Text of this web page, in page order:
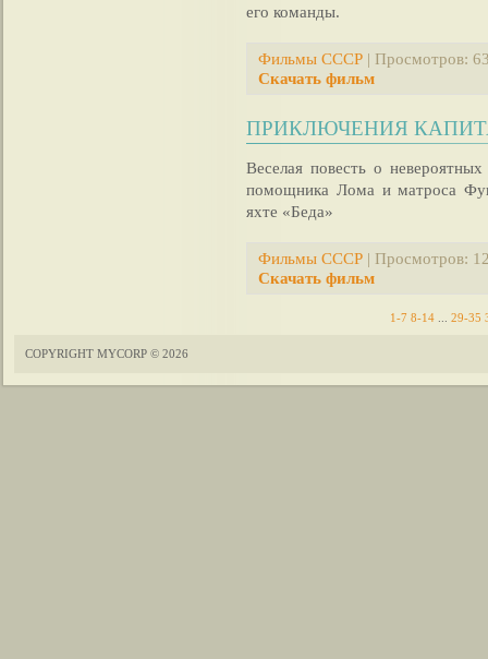
его команды.
Фильмы СССР | Просмотров:
Скачать фильм
ПРИКЛЮЧЕНИЯ
Веселая повесть о
помощника Лома и матроса
яхте «Беда»
Фильмы СССР | Просмотров:
Скачать фильм
1-7 8-14 29-35
COPYRIGHT MYCORP © 2026